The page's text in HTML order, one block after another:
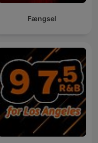
Fængsel